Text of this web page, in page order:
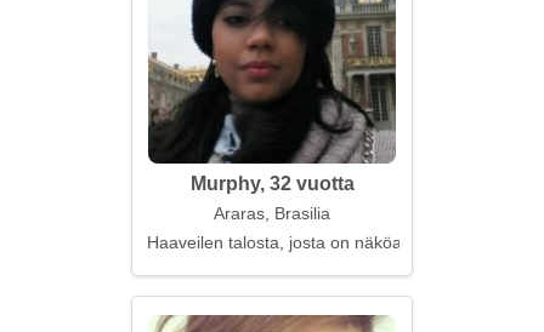
Murphy, 32 vuotta
Araras, Brasilia
Haaveilen talosta, josta on näköala sinulle